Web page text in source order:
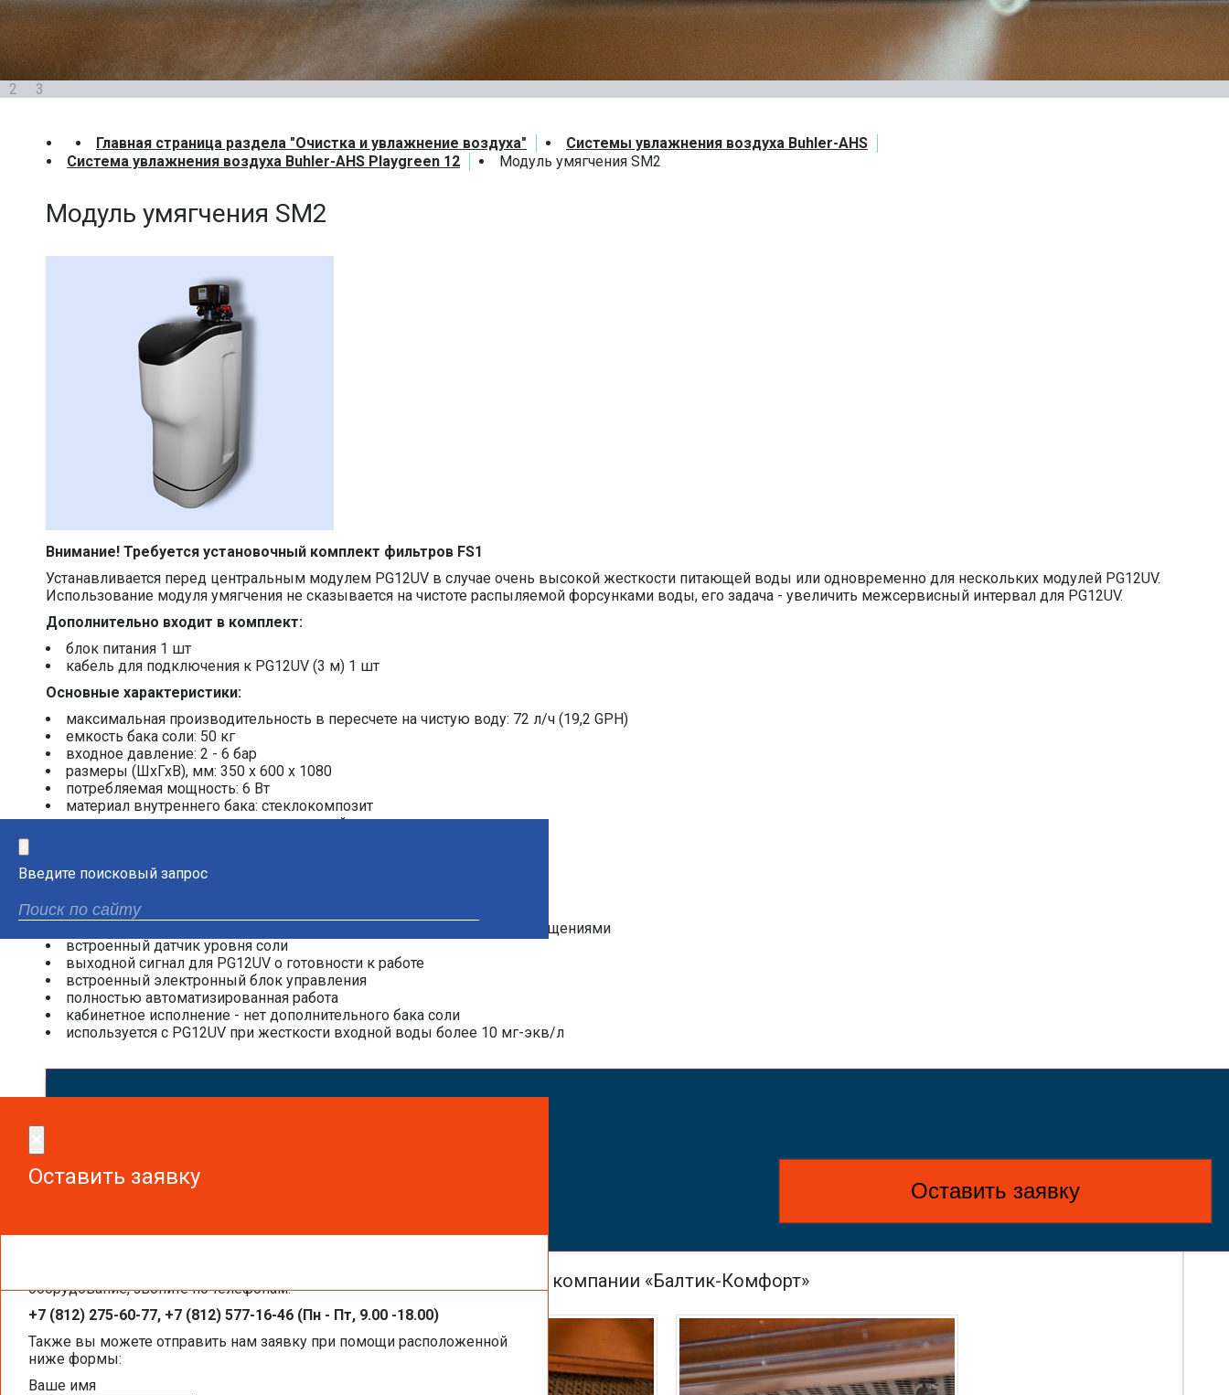
Введите поисковый запрос
2 3
Главная страница раздела "Очистка и увлажнение воздуха"
Системы увлажнения воздуха Buhler-AHS
Система увлажнения воздуха Buhler-AHS Playgreen 12
Модуль умягчения SM2
Модуль умягчения SM2
Внимание! Требуется установочный комплект фильтров FS1
Устанавливается перед центральным модулем PG12UV в случае очень высокой жесткости питающей воды или одновременно для нескольких модулей PG12UV.
Использование модуля умягчения не сказывается на чистоте распыляемой форсунками воды, его задача - увеличить межсервисный интервал для PG12UV.
Дополнительно входит в комплект:
блок питания 1 шт
кабель для подключения к PG12UV (3 м) 1 шт
Основные характеристики:
максимальная производительность в пересчете на чистую воду: 72 л/ч (19,2 GPH)
емкость бака соли: 50 кг
входное давление: 2 - 6 бар
размеры (ШхГхВ), мм: 350 х 600 х 1080
потребляемая мощность: 6 Вт
материал внутреннего бака: стеклокомпозит
материал корпуса: высококачественный пластик
Свойства:
очень низкое энергопотребление
тихая работа, установка пригодна для монтажа рядом с жилыми помещениями
встроенный датчик уровня соли
выходной сигнал для PG12UV о готовности к работе
встроенный электронный блок управления
полностью автоматизированная работа
кабинетное исполнение - нет дополнительного бака соли
используется с PG12UV при жесткости входной воды более 10 мг-экв/л
Оставить заявку
Оставить заявку
оборудование, звоните по телефонам:
+7 (812) 275-60-77, +7 (812) 577-16-46 (Пн - Пт, 9.00 -18.00)
Также вы можете отправить нам заявку при помощи расположенной
ниже формы:
Ваше имя
Оставить заявку
Системы увлажнения воздуха Buhler-AHS на объектах компании «Балтик-Комфорт»